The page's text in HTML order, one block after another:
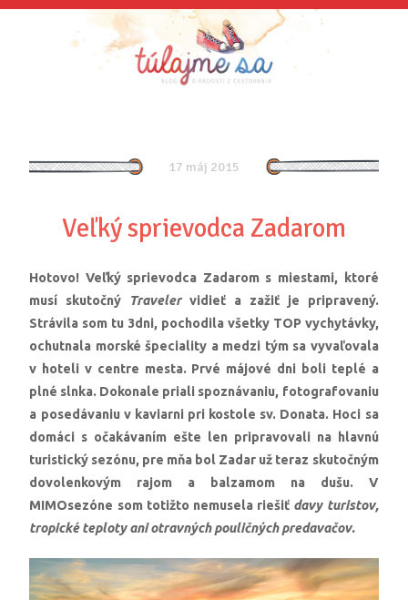
17 máj 2015
Veľký sprievodca Zadarom
Hotovo! Veľký sprievodca Zadarom s miestami, ktoré
musí skutočný
Travelervidieť a zažiť je pripravený.
Strávila som tu 3dni, pochodila všetky TOP vychytávky,
ochutnala morské špeciality a medzi tým sa vyvaľovala
v hoteli v centre mesta. Prvé májové dni boli teplé a
plné slnka. Dokonale priali spoznávaniu, fotografovaniu
a posedávaniu v kaviarni pri kostole sv. Donata. Hoci sa
domáci s očakávaním ešte len pripravovali na hlavnú
turistický sezónu, pre mňa bol Zadar už teraz skutočným
dovolenkovým rajom a balzamom na dušu. V
MIMOsezóne som totižto nemusela riešiť davy turistov,
tropické teploty ani otravných pouličných predavačov.